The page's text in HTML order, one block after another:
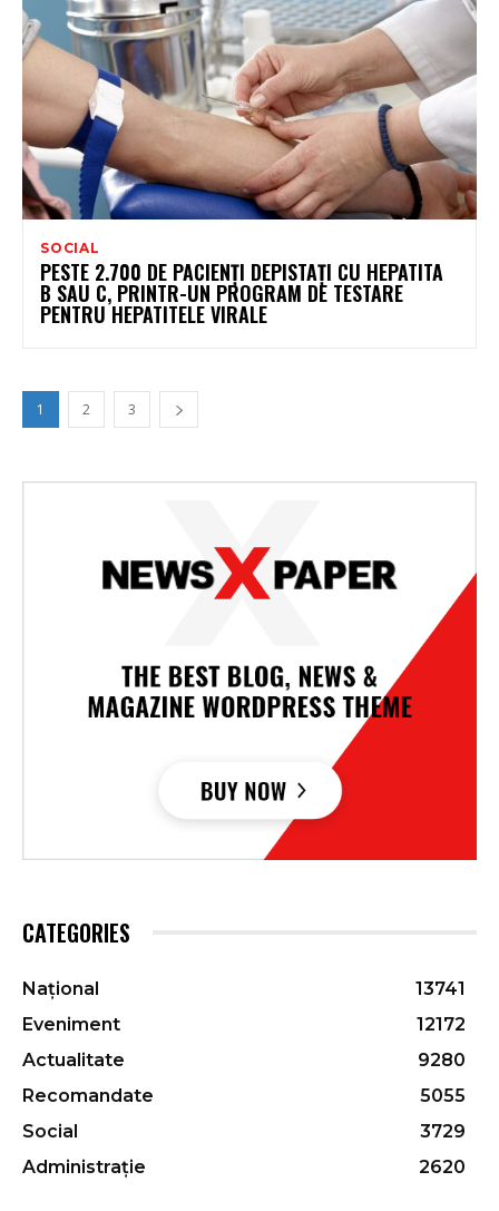
SOCIAL
PESTE 2.700 DE PACIENŢI DEPISTAŢI CU HEPATITA
B SAU C, PRINTR-UN PROGRAM DE TESTARE
PENTRU HEPATITELE VIRALE
1 2 3
CATEGORIES
Național
13741
Eveniment
12172
Actualitate
9280
Recomandate
5055
Social
3729
Administrație
2620